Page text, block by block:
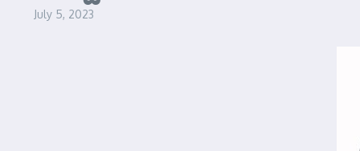
July 5, 2023